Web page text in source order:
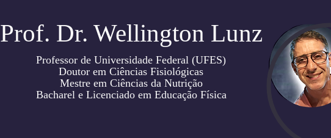
Prof. Dr. Wellington Lunz
Professor de Universidade Federal (UFES)
Doutor em Ciências Fisiológicas
Mestre em Ciências da Nutrição
Bacharel e Licenciado em Educação Física